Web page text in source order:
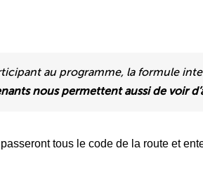
au programme, la formule
nous permettent aussi de voir
tous le code de la route et